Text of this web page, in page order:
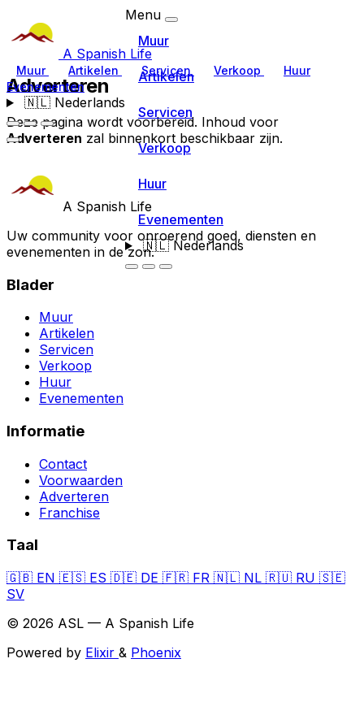
A Spanish Life
Muur Artikelen Servicen Verkoop
Huur
Evenementen
🇳🇱Nederlands
Menu
Muur
Artikelen
Servicen
Verkoop
Huur
Evenementen
🇳🇱Nederlands
Adverteren
Deze pagina wordt voorbereid. Inhoud voor
Adverteren zal binnenkort beschikbaar zijn.
A Spanish Life
Uw community voor onroerend goed, diensten en
evenementen in de zon.
Blader
Muur
Artikelen
Servicen
Verkoop
Huur
Evenementen
Informatie
Contact
Voorwaarden
Adverteren
Franchise
Taal
🇬🇧 EN 🇪🇸 ES 🇩🇪 DE 🇫🇷 FR 🇳🇱 NL 🇷🇺 RU 🇸🇪
SV
© 2026 ASL — A Spanish Life
Powered by Elixir & Phoenix